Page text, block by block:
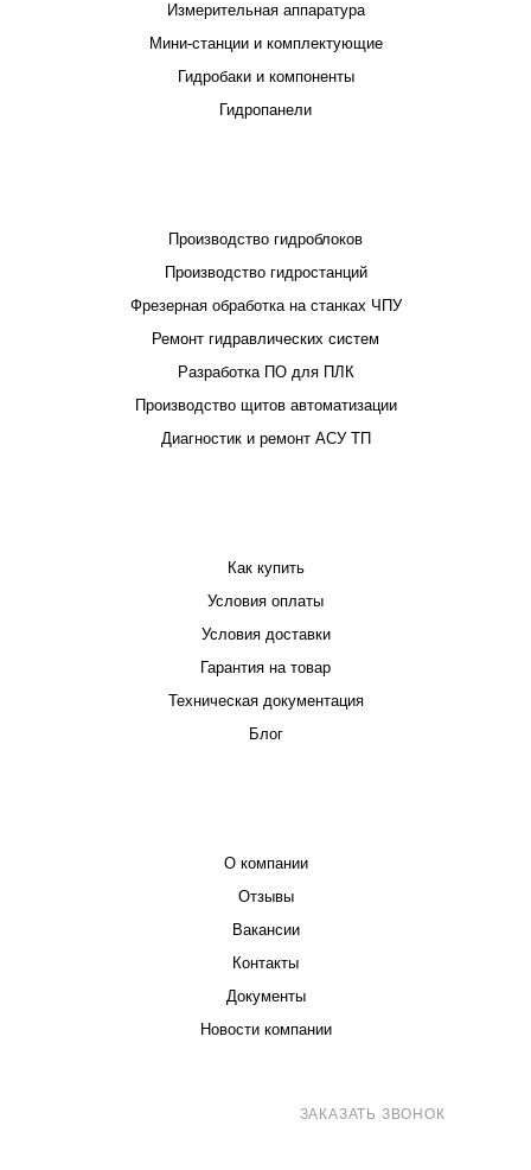
Измерительная аппаратура
Мини-станции и комплектующие
Гидробаки и компоненты
Гидропанели
Производство гидроблоков
Производство гидростанций
Фрезерная обработка на станках ЧПУ
Ремонт гидравлических систем
Разработка ПО для ПЛК
Производство щитов автоматизации
Диагностик и ремонт АСУ ТП
Как купить
Условия оплаты
Условия доставки
Гарантия на товар
Техническая документация
Блог
О компании
Отзывы
Вакансии
Контакты
Документы
Новости компании
ЗАКАЗАТЬ ЗВОНОК